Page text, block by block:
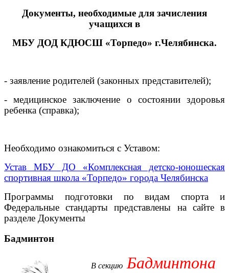
Документы, необходимые для зачисления
учащихся в
МБУ ДОД КДЮСШ «Торпедо» г.Челябинска.
- заявление родителей (законных представителей);
- медицинское заключение о состоянии здоровья
ребенка (справка);
Необходимо ознакомиться с Уставом:
Устав МБУ ДО «Комплексная детско-юношеская
спортивная школа «Торпедо» города Челябинска
Программы подготовки по видам спорта и
Федеральные стандарты представлены на сайте в
разделе Документы
Бадминтон
В секцию Бадминтона